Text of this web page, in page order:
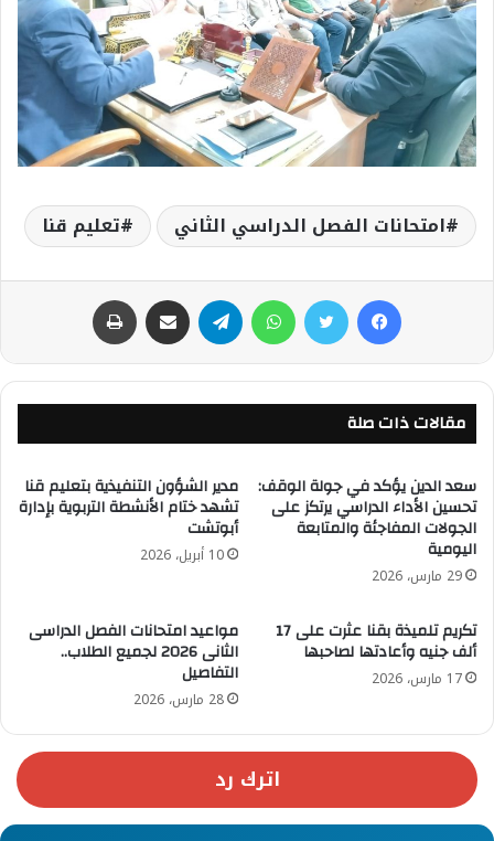
امتحانات الفصل الدراسي الثاني تعليم قنا
مقالات ذات صلة
سعد الدين يؤكد في جولة الوقف:
تحسين الأداء الدراسي يرتكز على
الجولات المفاجئة والمتابعة
اليومية
29 مارس، 2026
مدير الشؤون التنفيذية بتعليم قنا
تشهد ختام الأنشطة التربوية بإدارة
أبوتشت
10 أبريل، 2026
تكريم تلميذة بقنا عثرت على 17
ألف جنيه وأعادتها لصاحبها
17 مارس، 2026
مواعيد امتحانات الفصل الدراسى
الثانى 2026 لجميع الطلاب..
التفاصيل
28 مارس، 2026
اترك رد